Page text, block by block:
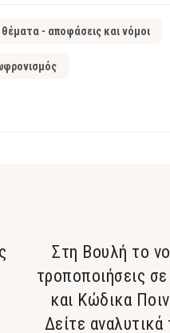
θέματα - αποφάσεις και νόμοι
Στη Βουλή το
τροποποιήσεις
και Κώδικα
Δείτε